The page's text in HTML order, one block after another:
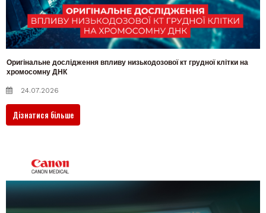
Оригінальне дослідження впливу низькодозової кт грудної клітки на
хромосомну ДНК
24.07.2026
Дізнатися більше